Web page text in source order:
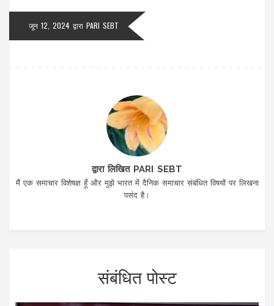
जून 12, 2024 द्वारा PARI SEBT
द्वारा लिखित PARI SEBT
मैं एक समाचार विशेषज्ञ हूँ और मुझे भारत में दैनिक समाचार संबंधित विषयों पर लिखना
पसंद है।
संबंधित पोस्ट